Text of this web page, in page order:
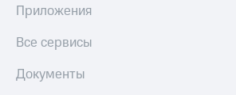
Приложения
Все сервисы
Документы